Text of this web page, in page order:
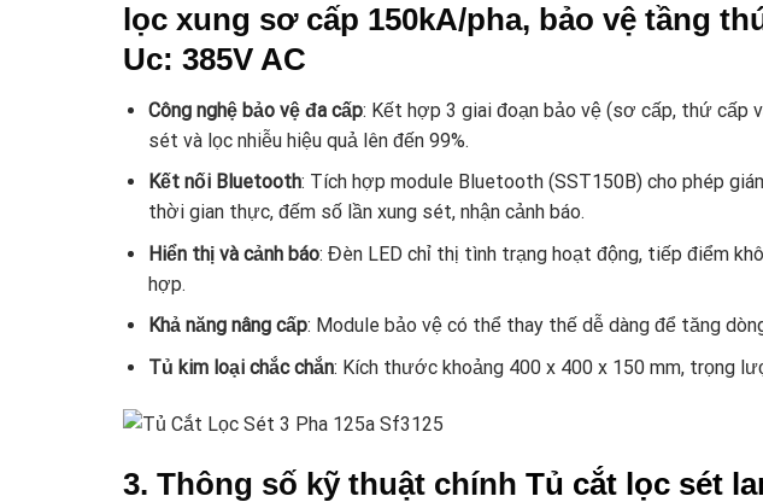
lọc xung sơ cấp 150kA/pha, bảo vệ tầng
Uc: 385V AC
Công nghệ bảo vệ đa cấp: Kết hợp 3 giai đoạn bảo vệ (sơ cấp, thứ cấp
sét và lọc nhiễu hiệu quả lên đến 99%.
Kết nối Bluetooth: Tích hợp module Bluetooth (SST150B) cho phép
thời gian thực, đếm số lần xung sét, nhận cảnh báo.
Hiển thị và cảnh báo: Đèn LED chỉ thị tình trạng hoạt động, tiếp điểm
hợp.
Khả năng nâng cấp: Module bảo vệ có thể thay thế dễ dàng để tăng
Tủ kim loại chắc chắn: Kích thước khoảng 400 x 400 x 150 mm, trọng
3. Thông số kỹ thuật chính Tủ cắt lọc sét